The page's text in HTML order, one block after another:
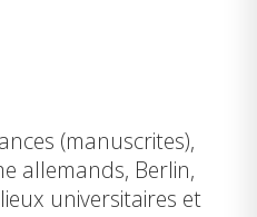
(manuscrites),
allemands, Berlin,
universitaires et